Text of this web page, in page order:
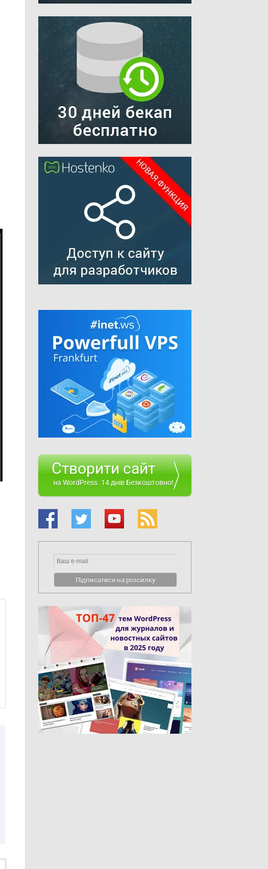
Створити сайт
на WordPress. 14 днів Безкоштовно!